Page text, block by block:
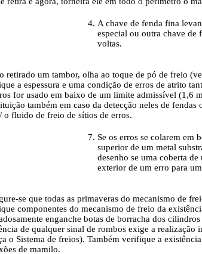
A chave de fenda fina
especial ou outra chave de
voltas.
retirado um tambor, olha ao toque de pó de freio
a espessura e uma condição de erros de atrito
for usado em baixo de um limite admissível (1,6
também em caso da detecção neles de
o fluido de freio de sítios de erros.
Se os erros se colarem em
superior de um metal
desenho se uma coberta
exterior de um erro para
se que todas as primaveras do mecanismo de
componentes do mecanismo de freio da
enganche botas de borracha dos
de qualquer sinal de rombos exige a
o Sistema de freios). Também verifique a
de mamilo.